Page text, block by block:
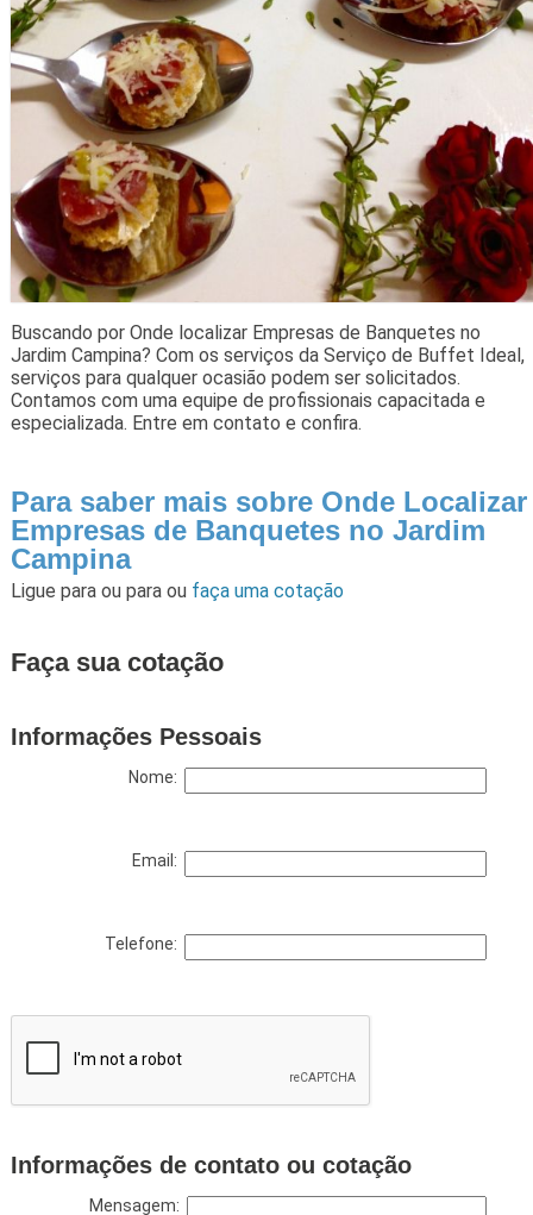
Buscando por Onde localizar Empresas de Banquetes no
Jardim Campina? Com os serviços da Serviço de Buffet Ideal,
serviços para qualquer ocasião podem ser solicitados.
Contamos com uma equipe de profissionais capacitada e
especializada. Entre em contato e confira.
Para saber mais sobre Onde Localizar
Empresas de Banquetes no Jardim
Campina
Ligue para ou para ou faça uma cotação
Faça sua cotação
Informações Pessoais
Nome:
Email:
Telefone:
Informações de contato ou cotação
Mensagem: